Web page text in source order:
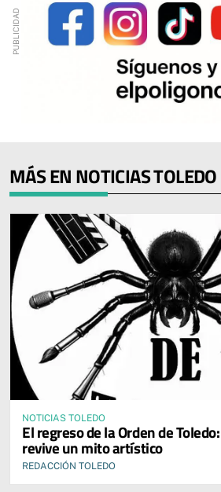
MÁS EN NOTICIAS TOLEDO
NOTICIAS TOLEDO
El regreso de la Orden de
revive un mito artístico
REDACCIÓN TOLEDO